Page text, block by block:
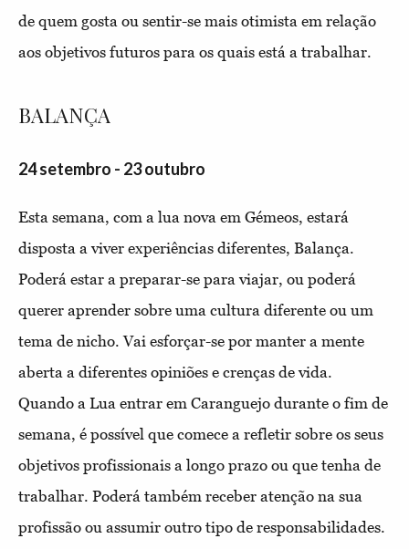
de quem gosta ou sentir-se mais otimista em relação
aos objetivos futuros para os quais está a trabalhar.
BALANÇA
24 setembro - 23 outubro
Esta semana, com a lua nova em Gémeos, estará
disposta a viver experiências diferentes, Balança.
Poderá estar a preparar-se para viajar, ou poderá
querer aprender sobre uma cultura diferente ou um
tema de nicho. Vai esforçar-se por manter a mente
aberta a diferentes opiniões e crenças de vida.
Quando a Lua entrar em Caranguejo durante o fim de
semana, é possível que comece a refletir sobre os seus
objetivos profissionais a longo prazo ou que tenha de
trabalhar. Poderá também receber atenção na sua
profissão ou assumir outro tipo de responsabilidades.